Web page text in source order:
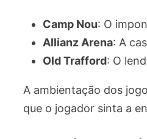
Camp Nou: O
Allianz Arena: A
Old Trafford: O
A ambientação dos
que o jogador sinta a